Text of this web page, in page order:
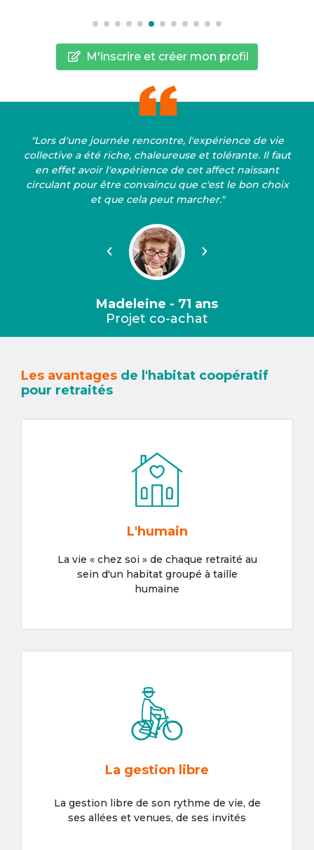
M'inscrire et créer mon profil
"Lors d'une journée rencontre, l'expérience de vie
collective a été riche, chaleureuse et tolérante. Il faut
en effet avoir l'expérience de cet affect naissant
circulant pour être convaincu que c'est le bon choix
et que cela peut marcher."
Précédent Suivant
Madeleine - 71 ans
Projet co-achat
Les avantages de l'habitat coopératif
pour retraités
L'humain
La vie « chez soi » de chaque retraité au
sein d'un habitat groupé à taille
humaine
La gestion libre
La gestion libre de son rythme de vie, de
ses allées et venues, de ses invités